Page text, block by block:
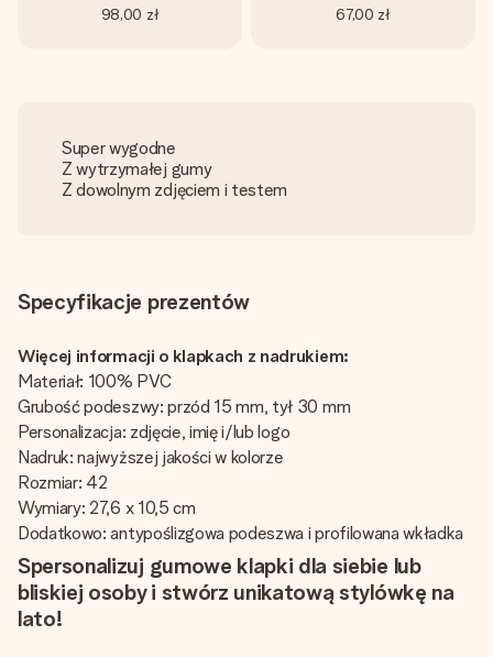
98,00 zł 67,00 zł
Super wygodne
Z wytrzymałej gumy
Z dowolnym zdjęciem i testem
Specyfikacje prezentów
Więcej informacji o klapkach z nadrukiem:
Materiał: 100% PVC
Grubość podeszwy: przód 15 mm, tył 30 mm
Personalizacja: zdjęcie, imię i/lub logo
Nadruk: najwyższej jakości w kolorze
Rozmiar: 42
Wymiary: 27,6 x 10,5 cm
Dodatkowo: antypoślizgowa podeszwa i profilowana wkładka
Spersonalizuj gumowe klapki dla siebie lub
bliskiej osoby i stwórz unikatową stylówkę na
lato!